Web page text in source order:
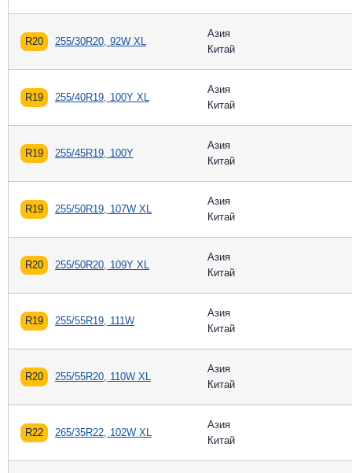
R20 255/30R20, 92W XL
Азия
Китай
R19 255/40R19, 100Y XL
Азия
Китай
R19 255/45R19, 100Y
Азия
Китай
R19 255/50R19, 107W XL
Азия
Китай
R20 255/50R20, 109Y XL
Азия
Китай
R19 255/55R19, 111W
Азия
Китай
R20 255/55R20, 110W XL
Азия
Китай
R22 265/35R22, 102W XL
Азия
Китай